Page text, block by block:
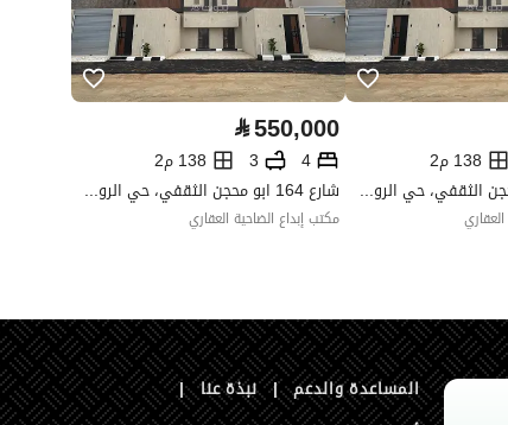
العقار مقيد
لا
رقم الأرض
1 / 297
-
138 م2
شارع 164 ابو محجن الثقفي، حي الروضة، أبو عريش
⃁550,000
4
3
138 م2
شارع 164 ابو محجن الثقفي، حي الروضة، أبو عريش
مكتب إبداع الضاحية العقاري
المساعدة والدعم | نبذة عنا |